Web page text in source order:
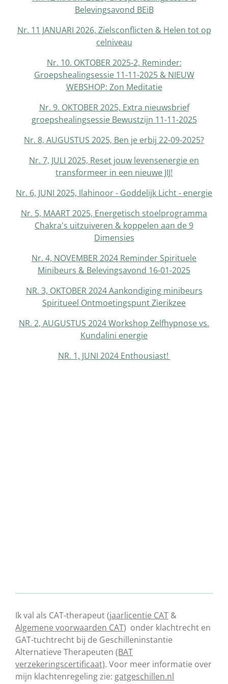
Belevingsavond BEiB
Nr. 11 JANUARI 2026, Zielsconflicten & Helen tot op
celniveau
Nr. 10. OKTOBER 2025-2, Reminder:
Groepshealingsessie 11-11-2025 & NIEUW
WEBSHOP: Zon Meditatie
Nr. 9. OKTOBER 2025, Extra nieuwsbrief
groepshealingsessie Bewustzijn 11-11-2025
Nr. 8, AUGUSTUS 2025, Ben je erbij 22-09-2025?
Nr. 7, JULI 2025, Reset jouw levensenergie en
transformeer in een nieuwe JIJ!
Nr. 6, JUNI 2025, Ilahinoor - Goddelijk Licht - energie
Nr. 5, MAART 2025, Energetisch stoelprogramma
Chakra's uitzuiveren & koppelen aan de 9
Dimensies
Nr. 4, NOVEMBER 2024 Reminder Spirituele
Minibeurs & Belevingsavond 16-01-2025
NR. 3, OKTOBER 2024 Aankondiging minibeurs
Spiritueel Ontmoetingspunt Zierikzee
NR. 2, AUGUSTUS 2024 Workshop Zelfhypnose vs.
Kundalini energie
NR. 1, JUNI 2024 Enthousiast!
Ik val als CAT-therapeut(jaarlicentie CAT &
Algemene voorwaarden CAT) onder klachtrecht en
GAT-tuchtrecht bij de Geschilleninstantie
Alternatieve Therapeuten (BAT
verzekeringscertificaat). Voor meer informatie over
mijn klachtenregeling zie: gatgeschillen.nl